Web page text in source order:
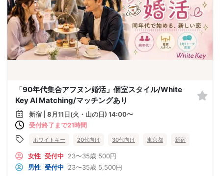
「90年代集合アフヌン婚活」個室スタイル/White
Key AI Matching/マッチングあり
新宿 | 8月11日(火・山の日) 14:00〜
受付終了まで21時間
ホワイトキー 20代向け 30代向け 東京都 新宿
女性 受付中 23〜35歳 500円
男性 受付中 23〜35歳 5,500円